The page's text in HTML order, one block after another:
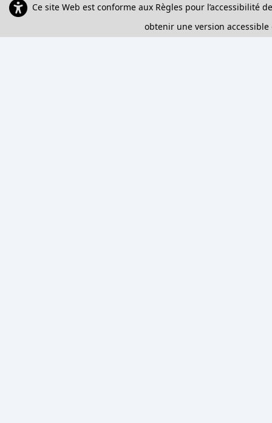
Ce site Web est conforme aux Règles pour l’accessibilité
obtenir une version